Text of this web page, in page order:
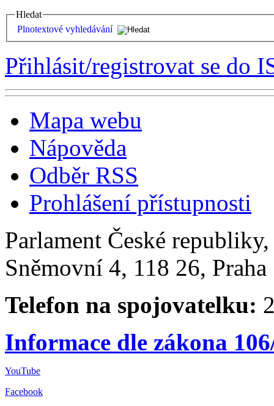
Hledat
Plnotextové vyhledávání
Přihlásit/registrovat se do
Mapa webu
Nápověda
Odběr RSS
Prohlášení přístupnosti
Parlament České
Sněmovní 4, 118 26,
Telefon na spojovatelku:
Informace dle zákona
YouTube
Facebook